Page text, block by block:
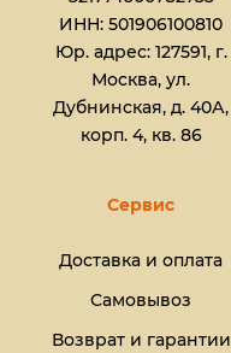
ИНН: 501906100810
Юр. адрес: 127591, г.
Москва, ул.
Дубнинская, д. 40А,
корп. 4, кв. 86
Сервис
Доставка и оплата
Самовывоз
Возврат и гарантии